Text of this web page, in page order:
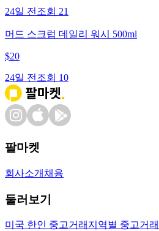
24일 전 조회 21
머드 스크럽 데일리 워시 500ml
$20
24일 전 조회 10
팔마켓
회사소개 채용
둘러보기
미국 한인 중고거래 지역별 중고거래